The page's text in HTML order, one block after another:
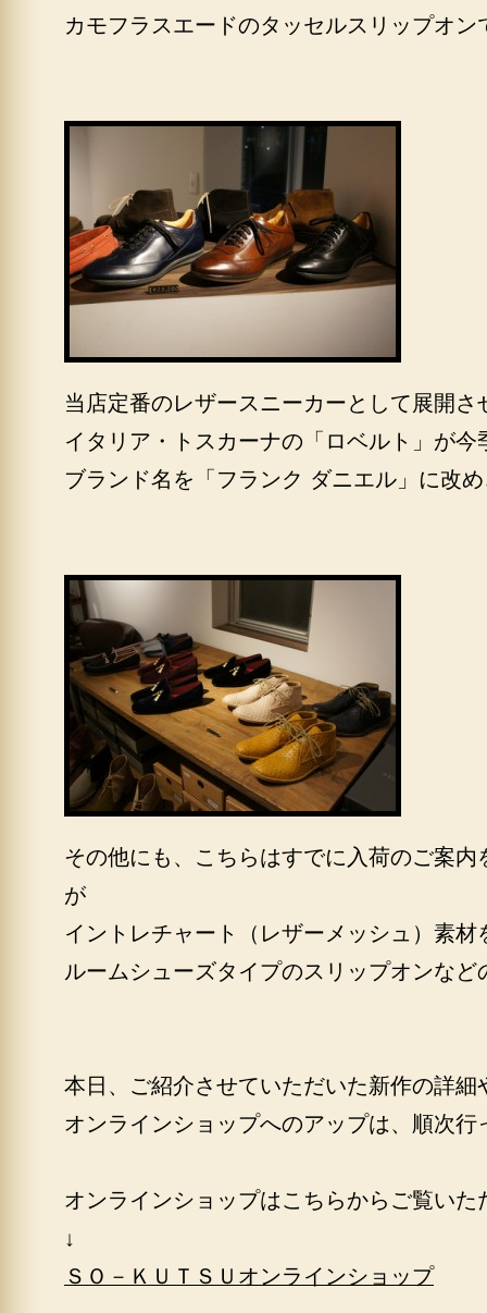
カモフラスエードのタッセルスリップオン
当店定番のレザースニーカーとして展開さ
イタリア・トスカーナの「ロベルト」が今
ブランド名を「フランク ダニエル」に改
その他にも、こちらはすでに入荷のご案
が
イントレチャート（レザーメッシュ）素材
ルームシューズタイプのスリップオンなど
本日、ご紹介させていただいた新作の詳細
オンラインショップへのアップは、順次行
オンラインショップはこちらからご覧いた
↓
ＳＯ－ＫＵＴＳＵオンラインショップ